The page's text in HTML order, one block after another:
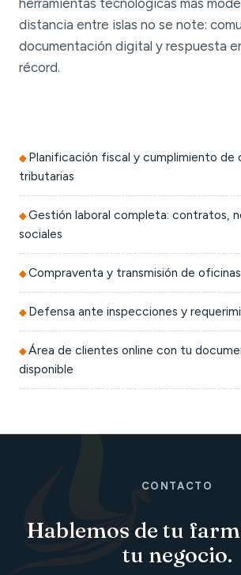
herramientas tecnológicas más
distancia entre islas no se note:
documentación digital y respuesta
récord.
Planificación fiscal y cumplimiento de
tributarias
Gestión laboral completa: contratos,
sociales
Compraventa y transmisión de
Defensa ante inspecciones y
Área de clientes online con tu
disponible
CONTACTO
Hablemos de tu
tu negocio.